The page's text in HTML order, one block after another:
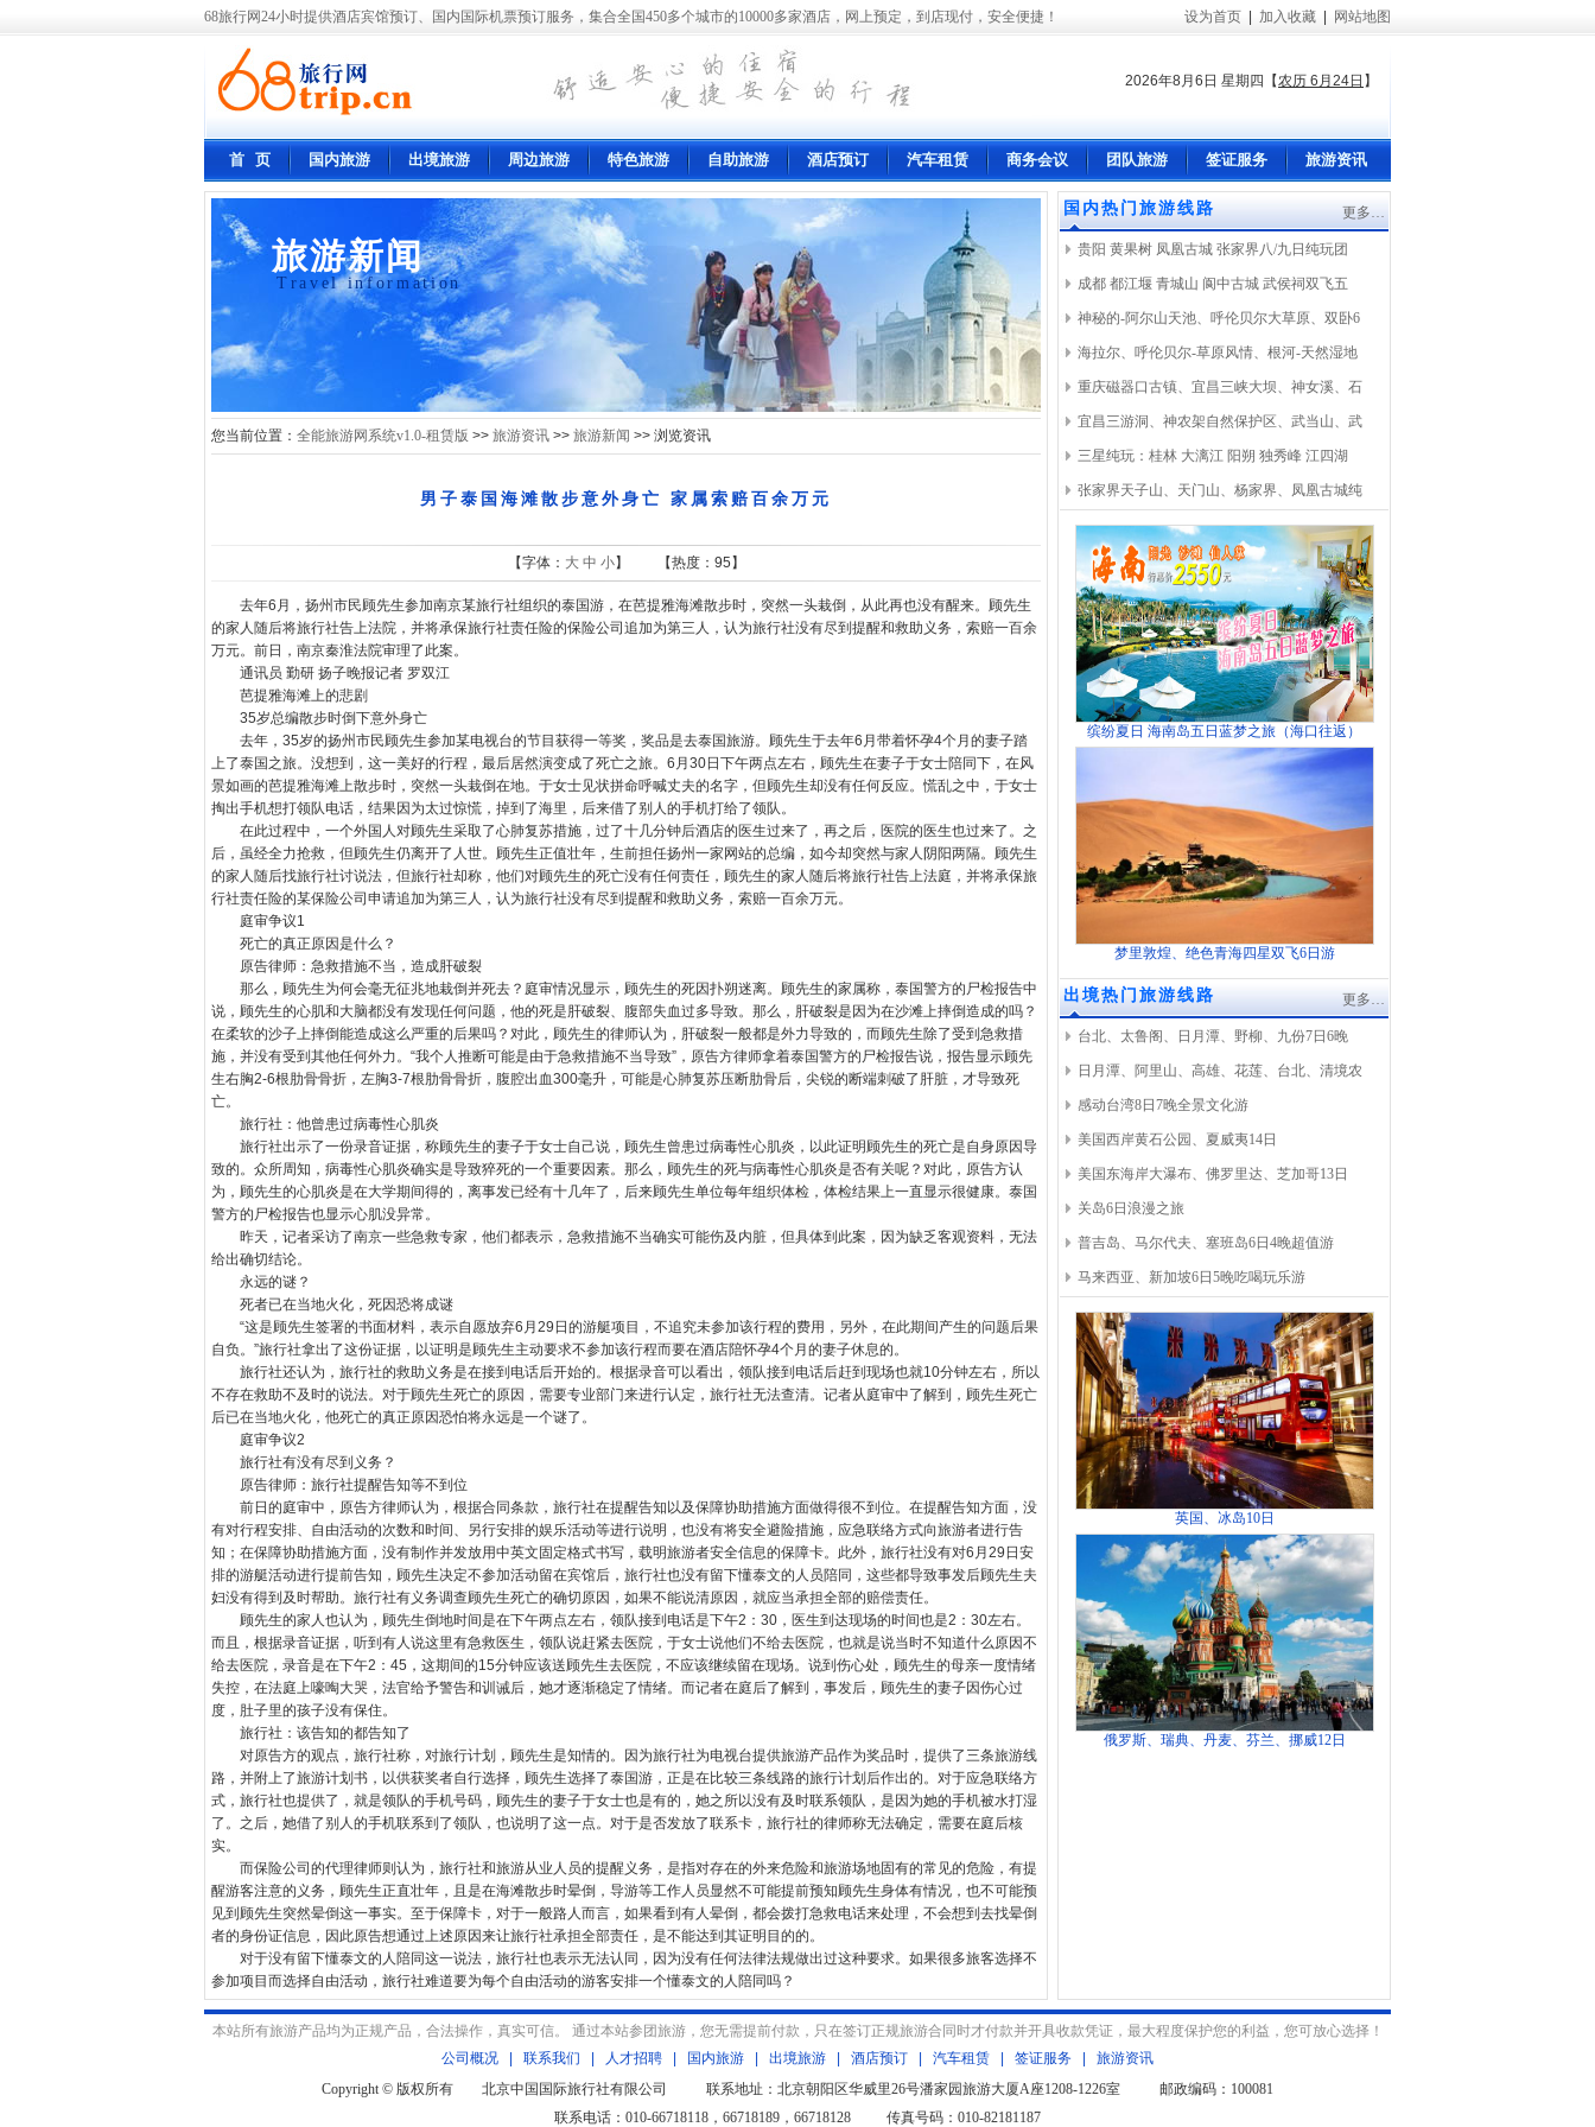
68旅行网24小时提供酒店宾馆预订、国内国际机票预订服务，集合全国450多个城市的10000多家酒店，网上预定，到店现付，安全便捷！ 设为首页 加入收藏 网站地图
2026年8月6日 星期四 【农历 6月24日 】
首 页 国内旅游 出境旅游 周边旅游 特色旅游 自助旅游 酒店预订 汽车租赁 商务会议 团队旅游 签证服务 旅游资讯
旅游新闻
Travel information
您当前位置： 全能旅游网系统v1.0-租赁版 >> 旅游资讯 >> 旅游新闻 >> 浏览资讯
男子泰国海滩散步意外身亡 家属索赔百余万元
【字体： 大 中 小】 【热度： 95】
去年6月，扬州市民顾先生参加南京某旅行社组织的泰国游，在芭提雅海滩散步时，突然一头栽倒，从此再也没有醒来。顾先生
的家人随后将旅行社告上法院，并将承保旅行社责任险的保险公司追加为第三人，认为旅行社没有尽到提醒和救助义务，索赔一百余
万元。前日，南京秦淮法院审理了此案。
通讯员 勤研 扬子晚报记者 罗双江
芭提雅海滩上的悲剧
35岁总编散步时倒下意外身亡
去年，35岁的扬州市民顾先生参加某电视台的节目获得一等奖，奖品是去泰国旅游。顾先生于去年6月带着怀孕4个月的妻子踏
上了泰国之旅。没想到，这一美好的行程，最后居然演变成了死亡之旅。6月30日下午两点左右，顾先生在妻子于女士陪同下，在风
景如画的芭提雅海滩上散步时，突然一头栽倒在地。于女士见状拼命呼喊丈夫的名字，但顾先生却没有任何反应。慌乱之中，于女士
掏出手机想打领队电话，结果因为太过惊慌，掉到了海里，后来借了别人的手机打给了领队。
在此过程中，一个外国人对顾先生采取了心肺复苏措施，过了十几分钟后酒店的医生过来了，再之后，医院的医生也过来了。之
后，虽经全力抢救，但顾先生仍离开了人世。顾先生正值壮年，生前担任扬州一家网站的总编，如今却突然与家人阴阳两隔。顾先生
的家人随后找旅行社讨说法，但旅行社却称，他们对顾先生的死亡没有任何责任，顾先生的家人随后将旅行社告上法庭，并将承保旅
行社责任险的某保险公司申请追加为第三人，认为旅行社没有尽到提醒和救助义务，索赔一百余万元。
庭审争议1
死亡的真正原因是什么？
原告律师：急救措施不当，造成肝破裂
那么，顾先生为何会毫无征兆地栽倒并死去？庭审情况显示，顾先生的死因扑朔迷离。顾先生的家属称，泰国警方的尸检报告中
说，顾先生的心肌和大脑都没有发现任何问题，他的死是肝破裂、腹部失血过多导致。那么，肝破裂是因为在沙滩上摔倒造成的吗？
在柔软的沙子上摔倒能造成这么严重的后果吗？对此，顾先生的律师认为，肝破裂一般都是外力导致的，而顾先生除了受到急救措
施，并没有受到其他任何外力。“我个人推断可能是由于急救措施不当导致”，原告方律师拿着泰国警方的尸检报告说，报告显示顾先
生右胸2-6根肋骨骨折，左胸3-7根肋骨骨折，腹腔出血300毫升，可能是心肺复苏压断肋骨后，尖锐的断端刺破了肝脏，才导致死
亡。
旅行社：他曾患过病毒性心肌炎
旅行社出示了一份录音证据，称顾先生的妻子于女士自己说，顾先生曾患过病毒性心肌炎，以此证明顾先生的死亡是自身原因导
致的。众所周知，病毒性心肌炎确实是导致猝死的一个重要因素。那么，顾先生的死与病毒性心肌炎是否有关呢？对此，原告方认
为，顾先生的心肌炎是在大学期间得的，离事发已经有十几年了，后来顾先生单位每年组织体检，体检结果上一直显示很健康。泰国
警方的尸检报告也显示心肌没异常。
昨天，记者采访了南京一些急救专家，他们都表示，急救措施不当确实可能伤及内脏，但具体到此案，因为缺乏客观资料，无法
给出确切结论。
永远的谜？
死者已在当地火化，死因恐将成谜
“这是顾先生签署的书面材料，表示自愿放弃6月29日的游艇项目，不追究未参加该行程的费用，另外，在此期间产生的问题后果
自负。”旅行社拿出了这份证据，以证明是顾先生主动要求不参加该行程而要在酒店陪怀孕4个月的妻子休息的。
旅行社还认为，旅行社的救助义务是在接到电话后开始的。根据录音可以看出，领队接到电话后赶到现场也就10分钟左右，所以
不存在救助不及时的说法。对于顾先生死亡的原因，需要专业部门来进行认定，旅行社无法查清。记者从庭审中了解到，顾先生死亡
后已在当地火化，他死亡的真正原因恐怕将永远是一个谜了。
庭审争议2
旅行社有没有尽到义务？
原告律师：旅行社提醒告知等不到位
前日的庭审中，原告方律师认为，根据合同条款，旅行社在提醒告知以及保障协助措施方面做得很不到位。在提醒告知方面，没
有对行程安排、自由活动的次数和时间、另行安排的娱乐活动等进行说明，也没有将安全避险措施，应急联络方式向旅游者进行告
知；在保障协助措施方面，没有制作并发放用中英文固定格式书写，载明旅游者安全信息的保障卡。此外，旅行社没有对6月29日安
排的游艇活动进行提前告知，顾先生决定不参加活动留在宾馆后，旅行社也没有留下懂泰文的人员陪同，这些都导致事发后顾先生夫
妇没有得到及时帮助。旅行社有义务调查顾先生死亡的确切原因，如果不能说清原因，就应当承担全部的赔偿责任。
顾先生的家人也认为，顾先生倒地时间是在下午两点左右，领队接到电话是下午2：30，医生到达现场的时间也是2：30左右。
而且，根据录音证据，听到有人说这里有急救医生，领队说赶紧去医院，于女士说他们不给去医院，也就是说当时不知道什么原因不
给去医院，录音是在下午2：45，这期间的15分钟应该送顾先生去医院，不应该继续留在现场。说到伤心处，顾先生的母亲一度情绪
失控，在法庭上嚎啕大哭，法官给予警告和训诫后，她才逐渐稳定了情绪。而记者在庭后了解到，事发后，顾先生的妻子因伤心过
度，肚子里的孩子没有保住。
旅行社：该告知的都告知了
对原告方的观点，旅行社称，对旅行计划，顾先生是知情的。因为旅行社为电视台提供旅游产品作为奖品时，提供了三条旅游线
路，并附上了旅游计划书，以供获奖者自行选择，顾先生选择了泰国游，正是在比较三条线路的旅行计划后作出的。对于应急联络方
式，旅行社也提供了，就是领队的手机号码，顾先生的妻子于女士也是有的，她之所以没有及时联系领队，是因为她的手机被水打湿
了。之后，她借了别人的手机联系到了领队，也说明了这一点。对于是否发放了联系卡，旅行社的律师称无法确定，需要在庭后核
实。
而保险公司的代理律师则认为，旅行社和旅游从业人员的提醒义务，是指对存在的外来危险和旅游场地固有的常见的危险，有提
醒游客注意的义务，顾先生正直壮年，且是在海滩散步时晕倒，导游等工作人员显然不可能提前预知顾先生身体有情况，也不可能预
见到顾先生突然晕倒这一事实。至于保障卡，对于一般路人而言，如果看到有人晕倒，都会拨打急救电话来处理，不会想到去找晕倒
者的身份证信息，因此原告想通过上述原因来让旅行社承担全部责任，是不能达到其证明目的的。
对于没有留下懂泰文的人陪同这一说法，旅行社也表示无法认同，因为没有任何法律法规做出过这种要求。如果很多旅客选择不
参加项目而选择自由活动，旅行社难道要为每个自由活动的游客安排一个懂泰文的人陪同吗？
国内热门旅游线路 更多…
贵阳 黄果树 凤凰古城 张家界八/九日纯玩团
成都 都江堰 青城山 阆中古城 武侯祠双飞五
神秘的-阿尔山天池、呼伦贝尔大草原、双卧6
海拉尔、呼伦贝尔-草原风情、根河-天然湿地
重庆磁器口古镇、宜昌三峡大坝、神女溪、石
宜昌三游洞、神农架自然保护区、武当山、武
三星纯玩：桂林 大漓江 阳朔 独秀峰 江四湖
张家界天子山、天门山、杨家界、凤凰古城纯
缤纷夏日 海南岛五日蓝梦之旅（海口往返）
梦里敦煌、绝色青海四星双飞6日游
出境热门旅游线路 更多…
台北、太鲁阁、日月潭、野柳、九份7日6晚
日月潭、阿里山、高雄、花莲、台北、清境农
感动台湾8日7晚全景文化游
美国西岸黄石公园、夏威夷14日
美国东海岸大瀑布、佛罗里达、芝加哥13日
关岛6日浪漫之旅
普吉岛、马尔代夫、塞班岛6日4晚超值游
马来西亚、新加坡6日5晚吃喝玩乐游
英国、冰岛10日
俄罗斯、瑞典、丹麦、芬兰、挪威12日
本站所有旅游产品均为正规产品，合法操作，真实可信。 通过本站参团旅游，您无需提前付款，只在签订正规旅游合同时才付款并开具收款凭证，最大程度保护您的利益，您可放心选择！
公司概况
联系我们 人才招聘 国内旅游 出境旅游 酒店预订 汽车租赁 签证服务
旅游资讯
Copyright © 版权所有 北京中国国际旅行社有限公司 联系地址：北京朝阳区华威里26号潘家园旅游大厦A座1208-1226室 邮政编码：100081
联系电话：010-66718118，66718189，66718128 传真号码：010-82181187